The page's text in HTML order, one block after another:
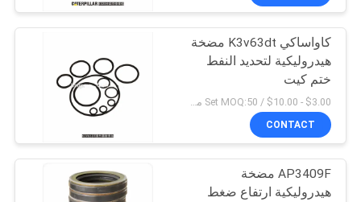
قابل للتعديل دفع
قضيب اسطوانة
الرئيسية
2
كاواساكي K3v63dt مضخة
هيدروليكية لتحديد النفط
ختم كيت
CONTACT
AP3409F مضخة
هيدروليكية ارتفاع ضغط